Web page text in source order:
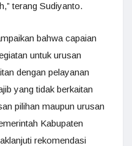
terang Sudiyanto.
bahwa capaian
untuk urusan
dengan pelayanan
yang tidak berkaitan
pilihan maupun urusan
Kabupaten
rekomendasi